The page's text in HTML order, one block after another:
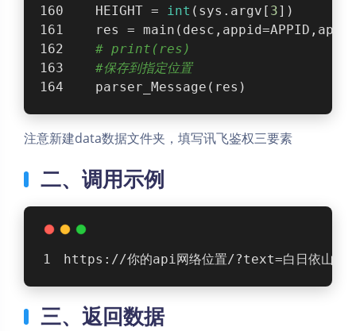
    HEIGHT =
int (sys.argv[ 3])
res =
# print(res)
#保存到指定位置
    parser_Message(res)
注意新建data数据文件夹，填写讯飞鉴权三要素
二、调用示例
https://你的api网络位置/?text=白日依山尽
三、返回数据